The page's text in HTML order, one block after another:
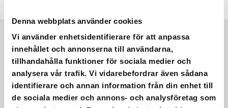
Denna webbplats använder cookies
Vi använder enhetsidentifierare för att anpassa
innehållet och annonserna till användarna,
tillhandahålla funktioner för sociala medier och
analysera vår trafik. Vi vidarebefordrar även sådana
identifierare och annan information från din enhet till
de sociala medier och annons- och analysföretag som
CAFÉ AND PASTRY